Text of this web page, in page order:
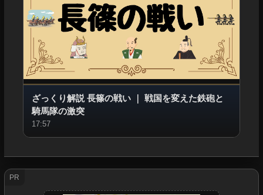
ざっくり解説 長篠の戦い｜ 戦国を変えた鉄砲と
騎馬隊の激突
17:57
PR